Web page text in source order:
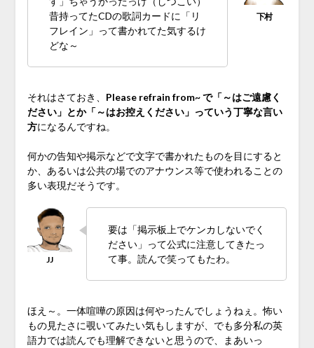
昔持ってたCDの歌詞カードに「リ
フレイン」って書かれてた気するけ
どな～
それはさておき、 Please refrain from~ で「～はご遠慮く
ださい」とか「～はお控えください」っていう丁寧な言い
方になるんですね。
何かの告知や掲示などで文字で書かれたものを目にすると
か、あるいは公共の場でのアナウンス等で使われることの
多い表現だそうです。
要は「掲示板上でケンカしないでく
ださい」って公式に注意してきたっ
て事。読んで笑ってもたわ。
ほえ～。一体喧嘩の原因は何やったんでしょうねぇ。怖い
もの見たさに覗いてみたい気もしますが、でも多分私の英
語力では読んでも理解できないと思うので、まあいっ